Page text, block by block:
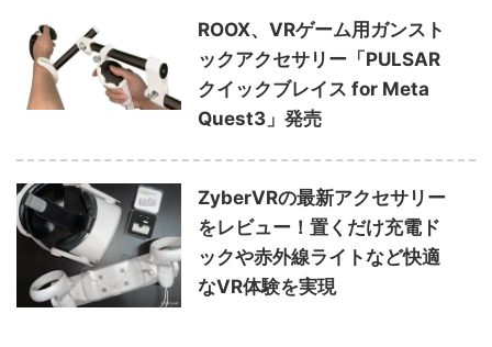
ROOX、VRゲーム用ガンスト
ックアクセサリー「PULSAR
クイックブレイス for Meta
Quest3」発売
ZyberVRの最新アクセサリー
をレビュー！置くだけ充電ド
ックや赤外線ライトなど快適
なVR体験を実現